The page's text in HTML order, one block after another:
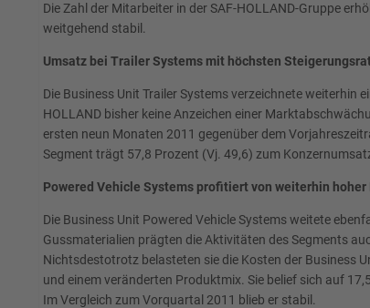
Die Zahl der Mitarbeiter in der SAF-HOLLAND-Gruppe
weitgehend stabil.
Umsatz bei Trailer Systems mit höchsten
Die Business Unit Trailer Systems verzeichnete
HOLLAND bisher keine Anzeichen einer
ersten neun Monaten 2011 gegenüber dem
Segment trägt 57,8 Prozent (Vj. 49,6) zum
Powered Vehicle Systems profitiert von weiterhin
Die Business Unit Powered Vehicle Systems weitete
Gussmaterialien prägten die Aktivitäten des Segments
Nichtsdestotrotz belasteten sie die Kosten der Business
und einem veränderten Produktmix. Sie belief sich auf
Im Vergleich zum Vorquartal 2011 blieb er stabil.